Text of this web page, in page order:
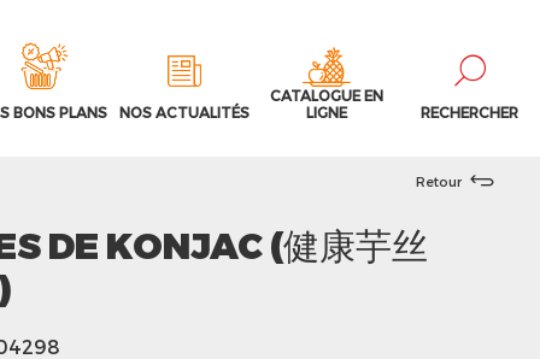
BONS PLANS NOS ACTUALITÉS
CATALOGUE EN
LIGNE
RECHERCHER
Retour
DE KONJAC (健康芋丝